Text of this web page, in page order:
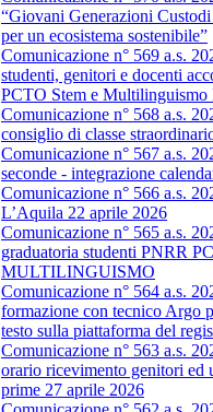
“Giovani Generazioni
per un ecosistema sostenibile”
Comunicazione n° 569 a.s.
studenti, genitori e docenti
PCTO Stem e Multilinguismo
Comunicazione n° 568 a.s.
consiglio di classe
Comunicazione n° 567 a.s.
seconde - integrazione
Comunicazione n° 566 a.s.
L’Aquila 22 aprile 2026
Comunicazione n° 565 a.s.
graduatoria studenti PNRR
MULTILINGUISMO
Comunicazione n° 564 a.s.
formazione con tecnico Argo
testo sulla piattaforma del
Comunicazione n° 563 a.s.
orario ricevimento genitori ed
prime 27 aprile 2026